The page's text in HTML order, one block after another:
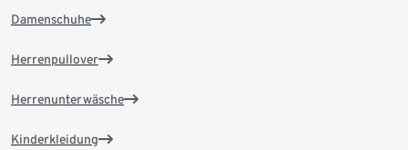
Damenschuhe
Herrenpullover
Herrenunterwäsche
Kinderkleidung